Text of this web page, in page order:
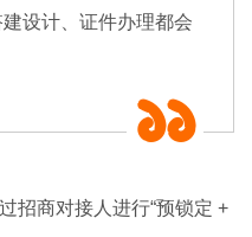
设计、证件办理都会
招商对接人进行“预锁定 +